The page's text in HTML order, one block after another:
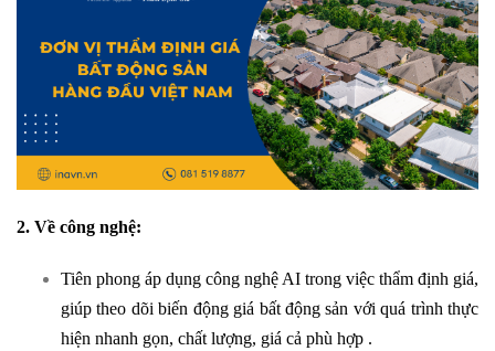
2. Về công nghệ:
Tiên phong áp dụng công nghệ AI trong việc thẩm định giá,
giúp theo dõi biến động giá bất động sản với quá trình thực
hiện nhanh gọn, chất lượng, giá cả phù hợp .